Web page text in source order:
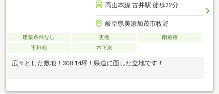
高山本線 古井駅 徒歩22分
岐阜県美濃加茂市牧野
建築条件なし 更地
南道路
平坦地
本下水
広々とした敷地！308.14坪！県道に面した立地です！